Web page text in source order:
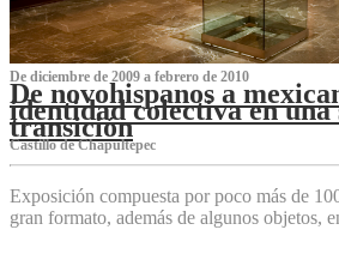
De diciembre de 2009 a febrero de 2010
De novohispanos a
identidad colectiva en una
transición
Castillo de Chapultepec
Exposición compuesta por poco más de
gran formato, además de algunos objetos,